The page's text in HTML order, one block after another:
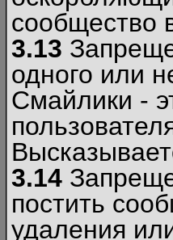
сообщество
3.13
одного или
Смайлики -
3.14
постить
удаления